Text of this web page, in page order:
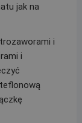
jak na
i
i